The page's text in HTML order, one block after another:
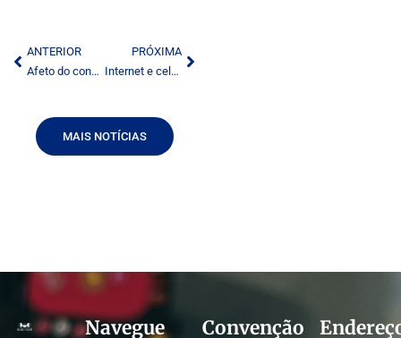
ANTERIOR
Afeto do consumidor reforça marcas locais
PRÓXIMA
Internet e celular podem reduzir pobreza
MAIS NOTÍCIAS
Navegue
Convenção